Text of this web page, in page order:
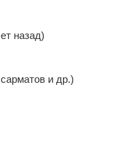
назад)
и др.)